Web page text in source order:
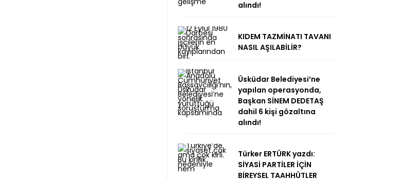
alındı!
KIDEM TAZMİNATI TAVANI
NASIL AŞILABİLİR?
Üsküdar Belediyesi’ne
yapılan operasyonda,
Başkan SİNEM DEDETAŞ
dahil 6 kişi gözaltına
alındı!
Türker ERTÜRK yazdı:
SİYASİ PARTİLER İÇİN
BİREYSEL TAAHHÜTLER